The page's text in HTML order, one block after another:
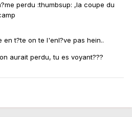
perdu :thumbsup: ,la coupe du
en t?te on te l'enl?ve pas hein..
aurait perdu, tu es voyant???